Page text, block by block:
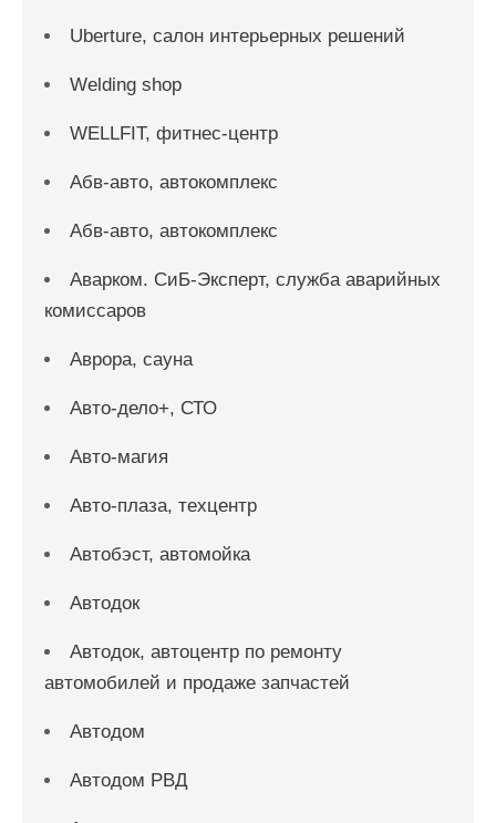
Uberture, салон интерьерных решений
Welding shop
WELLFIT, фитнес-центр
Абв-авто, автокомплекс
Абв-авто, автокомплекс
Аварком. СиБ-Эксперт, служба аварийных
комиссаров
Аврора, сауна
Авто-дело+, СТО
Авто-магия
Авто-плаза, техцентр
Автобэст, автомойка
Автодок
Автодок, автоцентр по ремонту
автомобилей и продаже запчастей
Автодом
Автодом РВД